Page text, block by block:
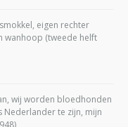
eigen rechter
wanhoop (tweede helft
wij worden bloedhonden
Nederlander te zijn, mijn